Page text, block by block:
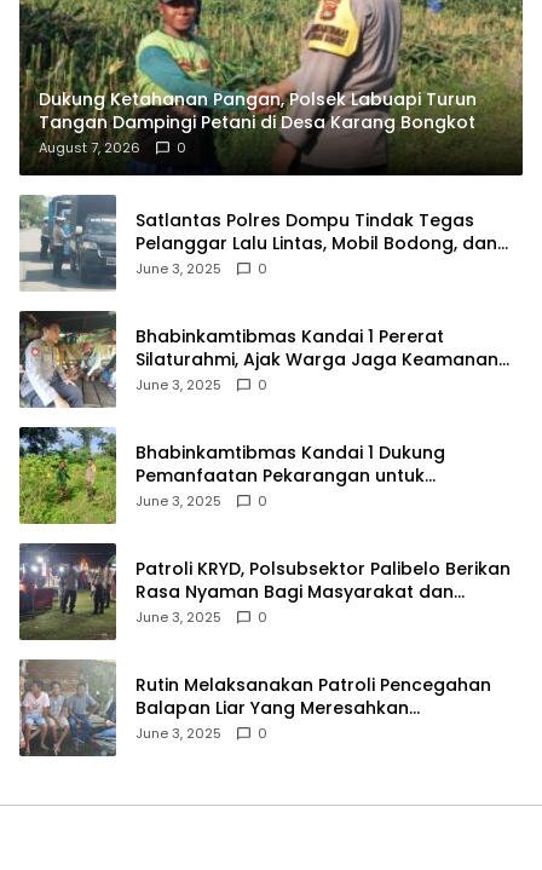
Dukung Ketahanan Pangan, Polsek Labuapi Turun
Tangan Dampingi Petani di Desa Karang Bongkot
August 7, 2026 0
Satlantas Polres Dompu Tindak Tegas
Pelanggar Lalu Lintas, Mobil Bodong, dan
Kendaraan Tak Bayar Pajak
June 3, 2025 0
Bhabinkamtibmas Kandai 1 Pererat
Silaturahmi, Ajak Warga Jaga Keamanan
Lingkungan
June 3, 2025 0
Bhabinkamtibmas Kandai 1 Dukung
Pemanfaatan Pekarangan untuk
Ketahanan Pangan Menuju Indonesia Emas
June 3, 2025 0
Patroli KRYD, Polsubsektor Palibelo Berikan
Rasa Nyaman Bagi Masyarakat dan
Antisipasi Aksi Menjurus Premanisme
June 3, 2025 0
Rutin Melaksanakan Patroli Pencegahan
Balapan Liar Yang Meresahkan
Masyarakat, Polsek Soromandi
June 3, 2025 0